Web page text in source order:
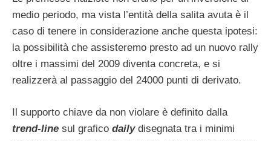
medio periodo, ma vista l’entità della salita avuta è il
caso di tenere in considerazione anche questa ipotesi:
la possibilità che assisteremo presto ad un nuovo rally
oltre i massimi del 2009 diventa concreta, e si
realizzerà al passaggio del 24000 punti di derivato.
Il supporto chiave da non violare è definito dalla
trend-line sul grafico dailydisegnata tra i minimi